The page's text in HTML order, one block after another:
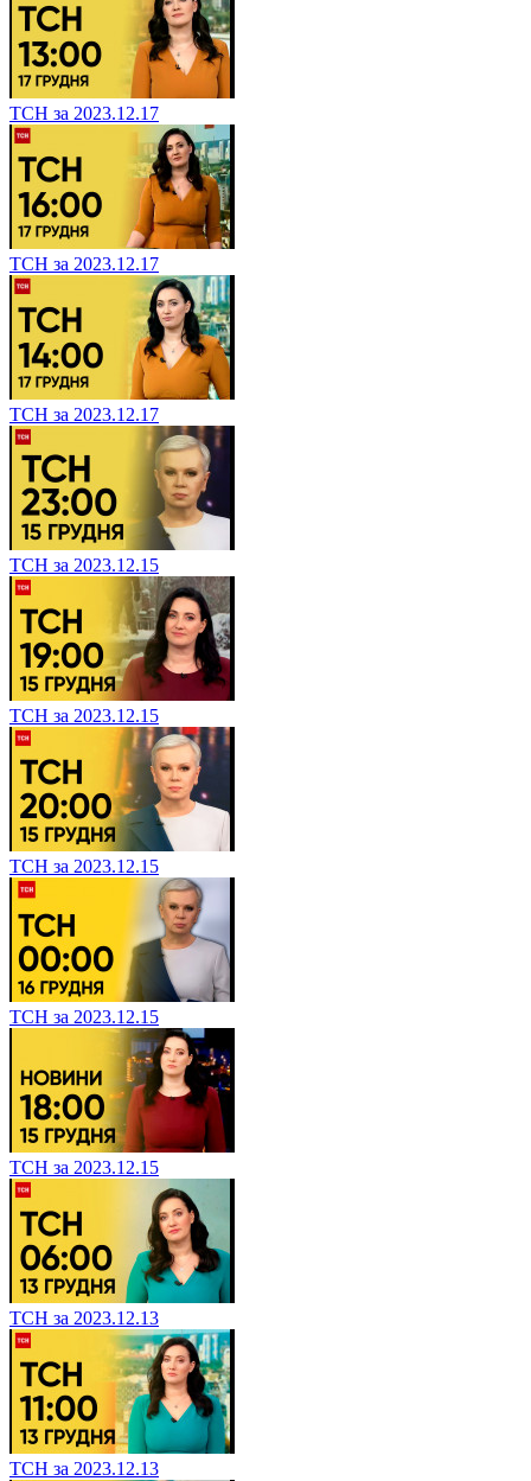
ТСН за 2023.12.17
ТСН за 2023.12.17
ТСН за 2023.12.17
ТСН за 2023.12.15
ТСН за 2023.12.15
ТСН за 2023.12.15
ТСН за 2023.12.15
ТСН за 2023.12.15
ТСН за 2023.12.13
ТСН за 2023.12.13